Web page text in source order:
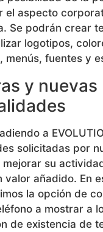
el aspecto
Se podrán crear
logotipos,
menús, fuentes y
y nuevas
a
solicitadas por
su
valor añadido. En
la opción de
a mostrar a
de existencia de